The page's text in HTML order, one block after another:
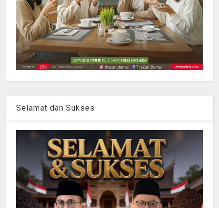
Selamat dan Sukses